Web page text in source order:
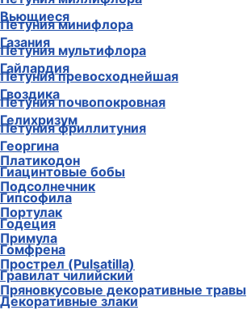
Петуния минифлора
Петуния мультифлора
Петуния превосходнейшая
Петуния почвопокровная
Петуния фриллитуния
Платикодон
Подсолнечник
Портулак
Примула
Прострел (Pulsatilla)
Пряновкусовые декоративные травы
Вьющиеся
Газания
Гайлардия
Гвоздика
Гелихризум
Георгина
Гиацинтовые бобы
Гипсофила
Годеция
Гомфрена
Гравилат чилийский
Декоративные злаки